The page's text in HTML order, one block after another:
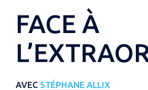
FACE À
AVEC STÉPHANE ALLIX